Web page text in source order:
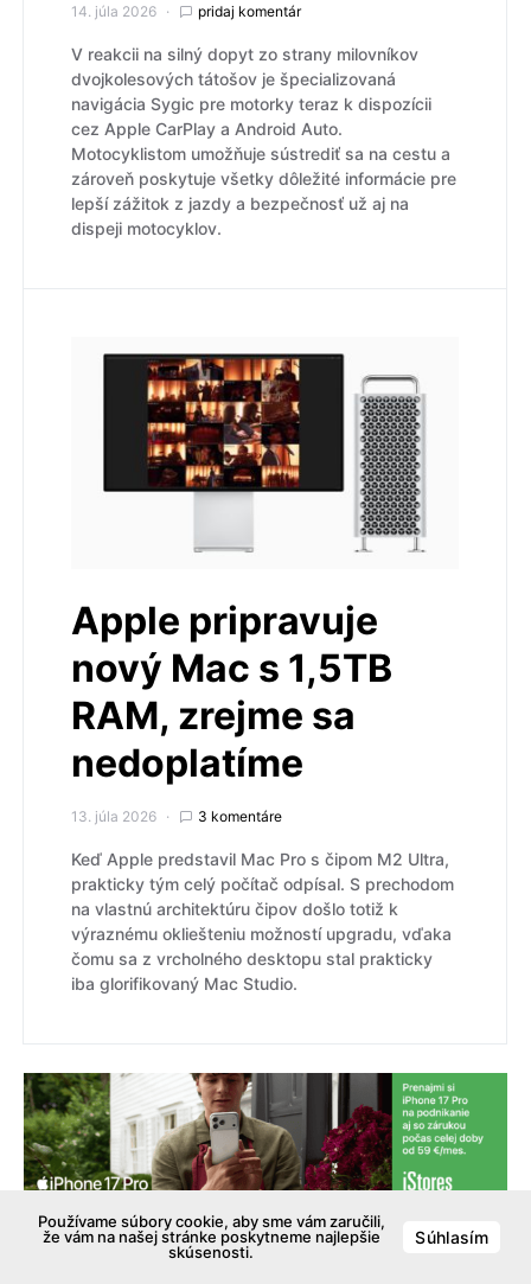
14. júla 2026 pridaj komentár
V reakcii na silný dopyt zo strany milovníkov
dvojkolesových tátošov je špecializovaná
navigácia Sygic pre motorky teraz k dispozícii
cez Apple CarPlay a Android Auto.
Motocyklistom umožňuje sústrediť sa na cestu a
zároveň poskytuje všetky dôležité informácie pre
lepší zážitok z jazdy a bezpečnosť už aj na
dispeji motocyklov.
Apple pripravuje
nový Mac s 1,5TB
RAM, zrejme sa
nedoplatíme
13. júla 2026 3 komentáre
Keď Apple predstavil Mac Pro s čipom M2 Ultra,
prakticky tým celý počítač odpísal. S prechodom
na vlastnú architektúru čipov došlo totiž k
výraznému okliešteniu možností upgradu, vďaka
čomu sa z vrcholného desktopu stal prakticky
iba glorifikovaný Mac Studio.
Používame súbory cookie, aby sme vám zaručili,
že vám na našej stránke poskytneme najlepšie
skúsenosti.
Súhlasím